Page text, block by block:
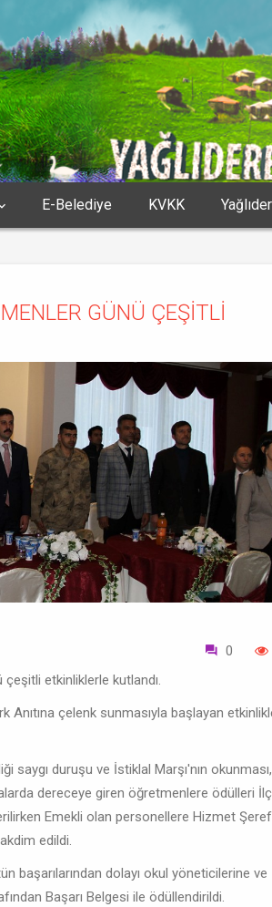
E-Belediye KVKK
GÜNÜ ÇEŞİTLİ
0
çeşitli etkinliklerle kutlandı.
çelenk sunmasıyla başlayan
saygı duruşu ve İstiklal Marşı'nın
dereceye giren öğretmenlere ödülleri
Emekli olan personellere Hizmet
edildi.
başarılarından dolayı okul yöneticilerine ve
Başarı Belgesi ile ödüllendirildi.